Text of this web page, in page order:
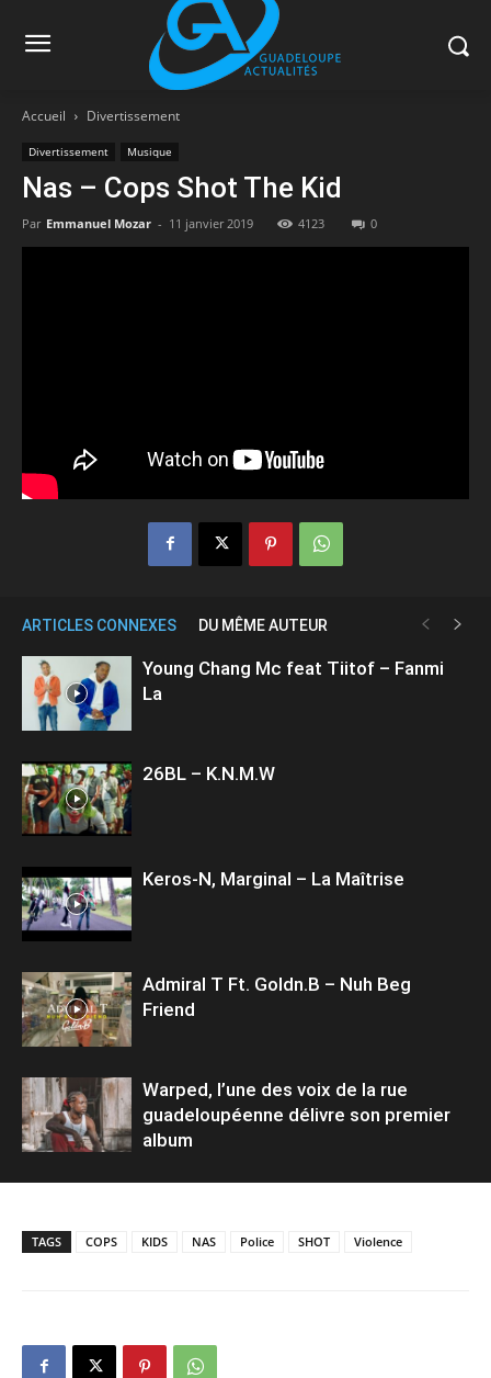
Accueil Divertissement
Divertissement Musique
Nas – Cops Shot The Kid
Par Emmanuel Mozar - 11 janvier 2019 4123 0
ARTICLES CONNEXES DU MÊME AUTEUR
Young Chang Mc feat Tiitof – Fanmi
La
26BL – K.N.M.W
Keros-N, Marginal – La Maîtrise
Admiral T Ft. Goldn.B – Nuh Beg
Friend
Warped, l’une des voix de la rue
guadeloupéenne délivre son premier
album
TAGS COPS KIDS NAS Police SHOT Violence